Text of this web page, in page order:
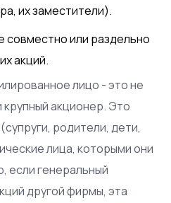
их заместители).
или раздельно
акций.
лицо - это не
акционер. Это
родители, дети,
лица, которыми они
если генеральный
другой фирмы, эта